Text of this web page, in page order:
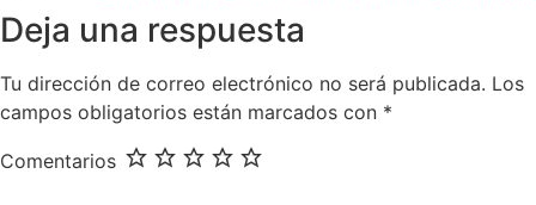
Deja una respuesta
Tu dirección de correo electrónico no será publicada. Los
campos obligatorios están marcados con *
Comentarios